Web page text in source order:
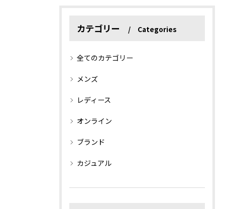
カテゴリー Categories
全てのカテゴリー
メンズ
レディース
オンライン
ブランド
カジュアル